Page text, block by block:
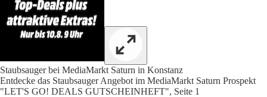
Staubsauger bei MediaMarkt Saturn in Konstanz
Entdecke das Staubsauger Angebot im MediaMarkt Saturn Prospekt
"LET'S GO! DEALS GUTSCHEINHEFT", Seite 1